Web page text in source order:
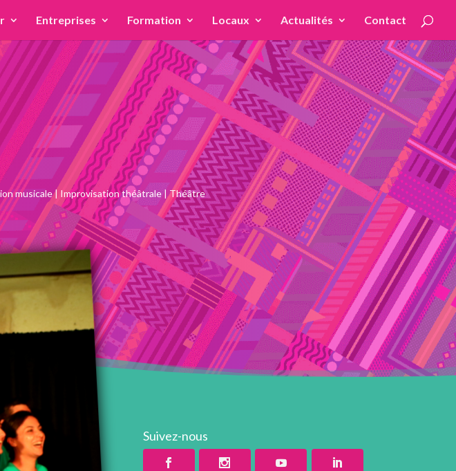
Entreprises Formation Locaux Actualités Contact
musicale| Improvisation théâtrale|Théâtre
Suivez-nous